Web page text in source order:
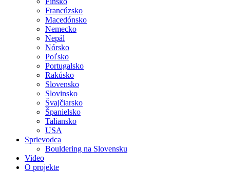
Francúzsko
Macedónsko
Nemecko
Nepál
Nórsko
Poľsko
Portugalsko
Rakúsko
Slovensko
Slovinsko
Švajčiarsko
Španielsko
Taliansko
USA
Sprievodca
Bouldering na Slovensku
Video
O projekte